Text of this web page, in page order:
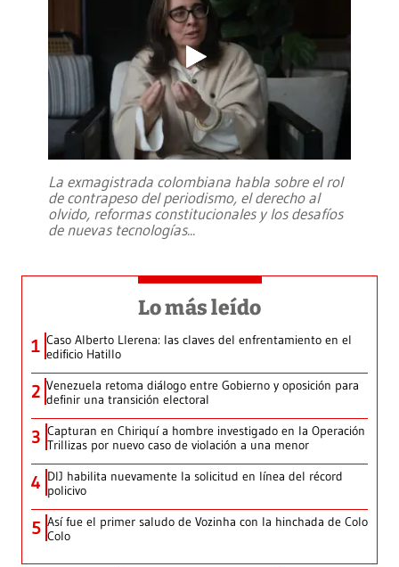
La exmagistrada colombiana habla sobre el rol
de contrapeso del periodismo, el derecho al
olvido, reformas constitucionales y los desafíos
de nuevas tecnologías...
Lo más leído
1 Caso Alberto Llerena: las claves del enfrentamiento en el
edificio Hatillo
2 Venezuela retoma diálogo entre Gobierno y oposición para
definir una transición electoral
3 Capturan en Chiriquí a hombre investigado en la Operación
Trillizas por nuevo caso de violación a una menor
4 DIJ habilita nuevamente la solicitud en línea del récord
policivo
5 Así fue el primer saludo de Vozinha con la hinchada de Colo
Colo